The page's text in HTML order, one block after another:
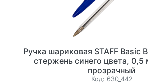
Ручка шариковая STAFF Basic
стержень синего цвета, 0,5
прозрачный
Код: 630_442